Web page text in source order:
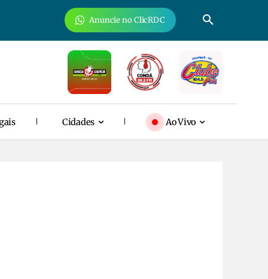
Anuncie no ClicRDC
Cidades Ao Vivo